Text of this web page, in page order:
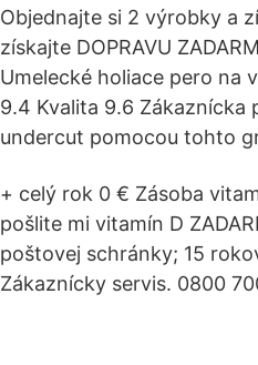
Objednajte si 2 výrobky a
získajte DOPRAVU
Umelecké holiace pero na
9.4 Kvalita 9.6 Zákaznícka
undercut pomocou tohto
+ celý rok 0 € Zásoba
pošlite mi vitamín D
poštovej schránky; 15
Zákaznícky servis. 0800